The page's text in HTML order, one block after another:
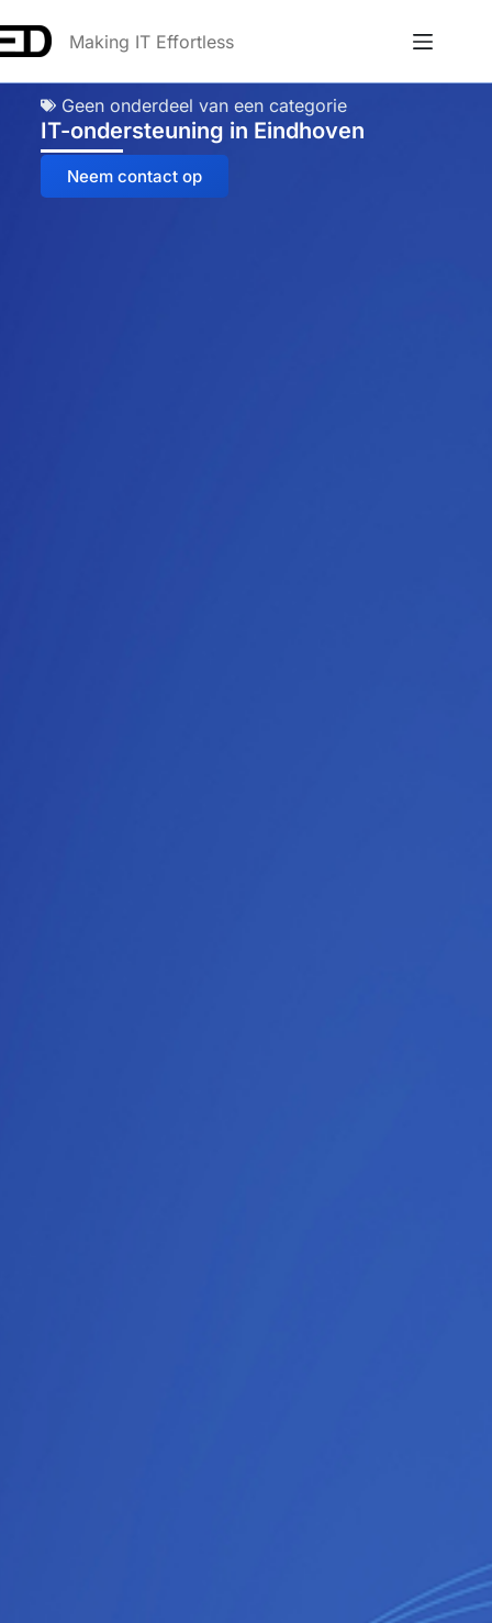
Making IT Effortless
Geen onderdeel van een categorie
IT-ondersteuning in Eindhoven
Neem contact op